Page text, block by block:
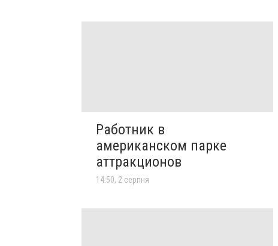
Работник в
американском парке
аттракционов
14:50, 2 серпня